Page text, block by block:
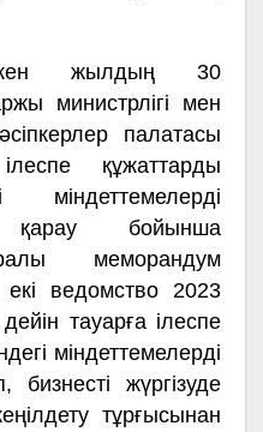
жылдың 30
министрлігі мен
палатасы
құжаттарды
міндеттемелерді
қарау бойынша
меморандум
ведомство 2023
тауарға ілеспе
міндеттемелерді
бизнесті жүргізуде
тұрғысынан